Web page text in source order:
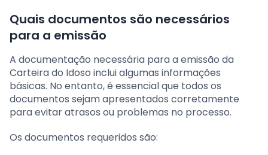
Quais documentos são necessários
para a emissão
A documentação necessária para a emissão da
Carteira do Idoso inclui algumas informações
básicas. No entanto, é essencial que todos os
documentos sejam apresentados corretamente
para evitar atrasos ou problemas no processo.
Os documentos requeridos são: